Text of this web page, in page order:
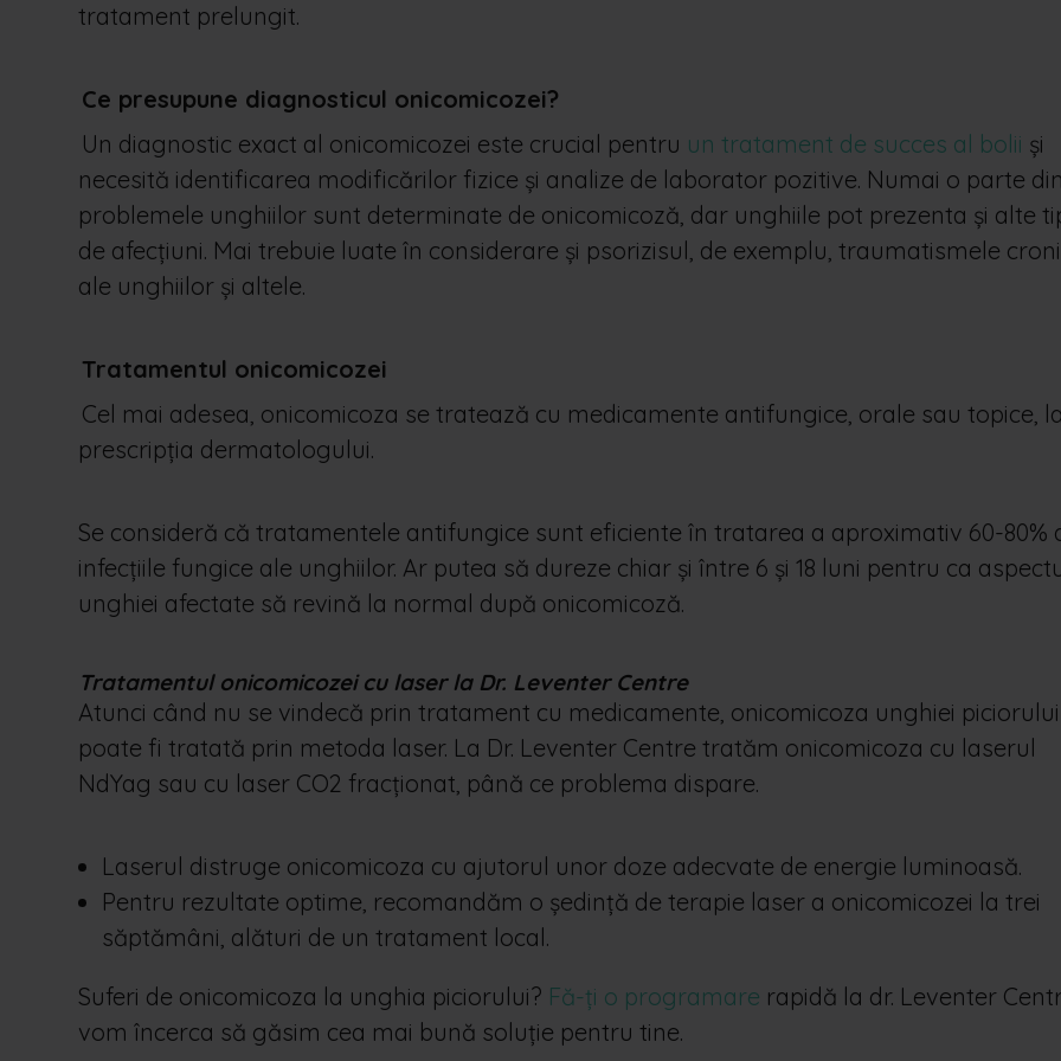
tratament prelungit.
Ce presupune diagnosticul onicomicozei?
Un diagnostic exact al onicomicozei este crucial pentru un tratament de succes al bolii și
necesită identificarea modificărilor fizice și analize de laborator pozitive. Numai o parte
problemele unghiilor sunt determinate de onicomicoză, dar unghiile pot prezenta și alte
de afecțiuni. Mai trebuie luate în considerare și psorizisul, de exemplu, traumatismele
ale unghiilor și altele.
Tratamentul onicomicozei
Cel mai adesea, onicomicoza se tratează cu medicamente antifungice, orale sau topice, la
prescripția dermatologului.
Se consideră că tratamentele antifungice sunt eficiente în tratarea a aproximativ 60-80%
infecțiile fungice ale unghiilor. Ar putea să dureze chiar și între 6 și 18 luni pentru ca
unghiei afectate să revină la normal după onicomicoză.
Tratamentul onicomicozei cu laser la Dr. Leventer Centre
Atunci când nu se vindecă prin tratament cu medicamente, onicomicoza unghiei piciorului
poate fi tratată prin metoda laser. La Dr. Leventer Centre tratăm onicomicoza cu laserul
NdYag sau cu laser CO2 fracționat, până ce problema dispare.
Laserul distruge onicomicoza cu ajutorul unor doze adecvate de energie luminoasă.
Pentru rezultate optime, recomandăm o ședință de terapie laser a onicomicozei la trei
săptămâni, alături de un tratament local.
Suferi de onicomicoza la unghia piciorului? Fă-ți o programare rapidă la dr. Leventer
vom încerca să găsim cea mai bună soluție pentru tine.